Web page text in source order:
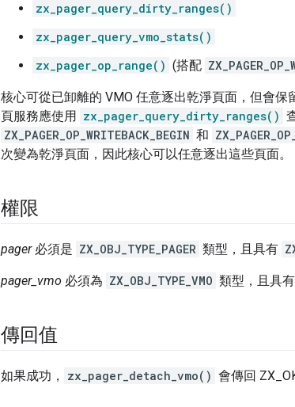
zx_pager_query_dirty_ranges()
zx_pager_query_vmo_stats()
zx_pager_op_range() (搭配
核心可從已卸離的 VMO 任意逐出乾淨頁面，但會保
頁服務應使用 zx_pager_query_dirty_ranges()
ZX_PAGER_OP_WRITEBACK_BEGIN 和
次變為乾淨頁面，因此核心可以任意逐出這些頁面。
權限
pager必須是 ZX_OBJ_TYPE_PAGER 類型，且具有
pager_vmo 必須為 ZX_OBJ_TYPE_VMO 類型，且具有
傳回值
如果成功， zx_pager_detach_vmo() 會傳回